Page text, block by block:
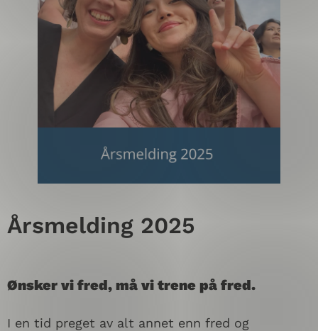
Årsmelding 2025
Ønsker vi fred, må vi trene på fred.
I en tid preget av alt annet enn fred og